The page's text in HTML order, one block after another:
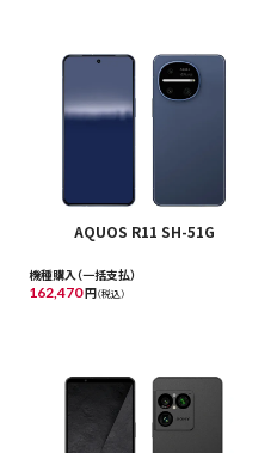
AQUOS R11 SH-51G
機種購入（一括支払）
162,470円（税込）